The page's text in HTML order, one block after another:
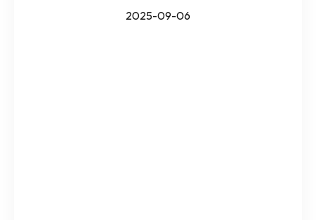
2025-09-06